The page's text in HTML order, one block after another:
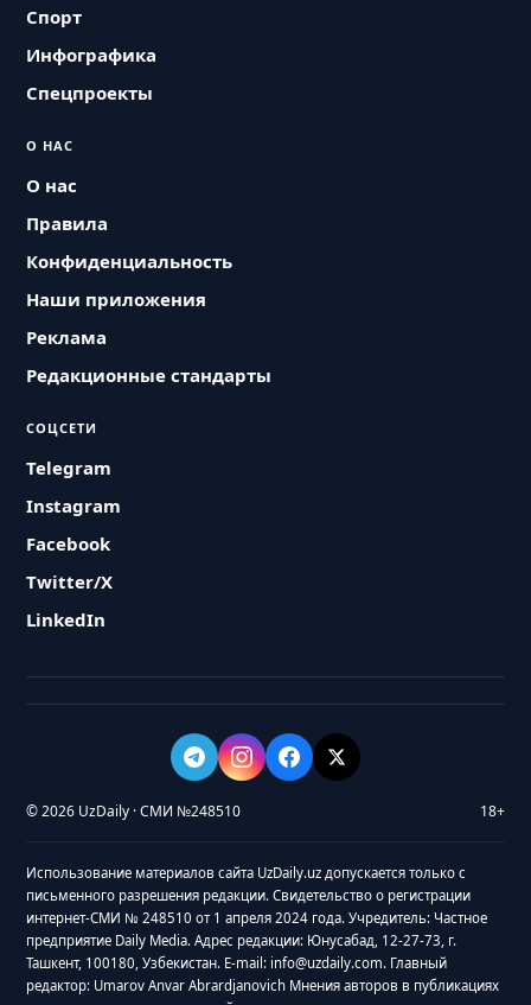
Спорт
Инфографика
Спецпроекты
О НАС
О нас
Правила
Конфиденциальность
Наши приложения
Реклама
Редакционные стандарты
СОЦСЕТИ
Telegram
Instagram
Facebook
Twitter/X
LinkedIn
© 2026 UzDaily · СМИ №248510 18+
Использование материалов сайта UzDaily.uz допускается только с
письменного разрешения редакции. Свидетельство о регистрации
интернет-СМИ № 248510 от 1 апреля 2024 года. Учредитель: Частное
предприятие Daily Media. Адрес редакции: Юнусабад, 12-27-73, г.
Ташкент, 100180, Узбекистан. E-mail: info@uzdaily.com. Главный
редактор: Umarov Anvar Abrardjanovich Мнения авторов в публикациях